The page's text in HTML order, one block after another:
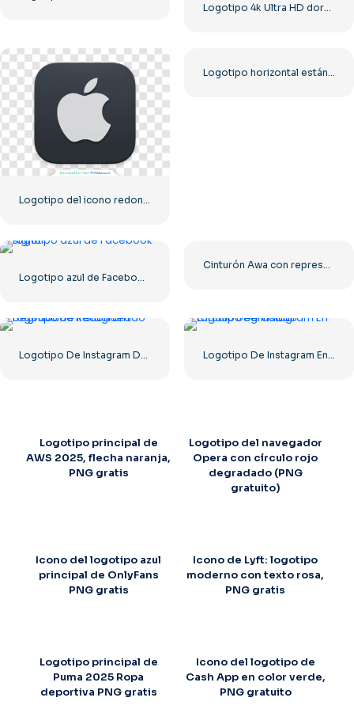
Logotipo 4k Ultra HD dorado
Logotipo del icono redondeado oscuro de Apple
Logotipo azul de Facebook signo F
Cinturón Awa con representación de Tag Team PNG: descarga PNG gratuita para tus proyectos
Logotipo De Instagram Degradado Redondeado Logotipo De Instagram En Círculo Degradado
Logotipo principal de
AWS 2025, flecha naranja,
PNG gratis
Logotipo del navegador
Opera con círculo rojo
degradado (PNG
gratuito)
Icono del logotipo azul
principal de OnlyFans
PNG gratis
Icono de Lyft: logotipo
moderno con texto rosa,
PNG gratis
Logotipo principal de
Puma 2025 Ropa
deportiva PNG gratis
Icono del logotipo de
Cash App en color verde,
PNG gratuito